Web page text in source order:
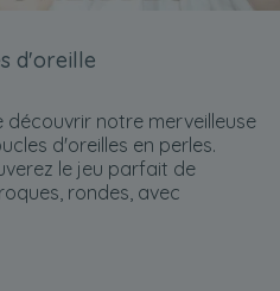
d'oreille
découvrir notre merveilleuse
d'oreilles en perles.
le jeu parfait de
rondes, avec